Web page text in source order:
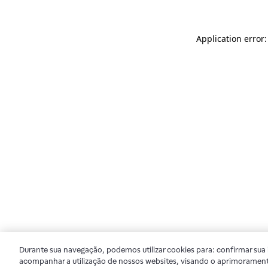
Application
Durante sua navegação, podemos utilizar cookies para: confirmar
acompanhar a utilização de nossos websites, visando o